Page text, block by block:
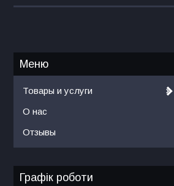
Товары и услуги
О нас
Отзывы
Графік роботи